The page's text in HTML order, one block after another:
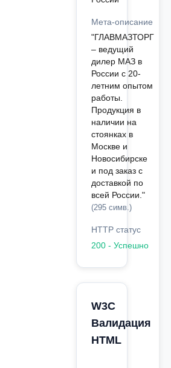
Мета-описание
"ГЛАВМАЗТОРГ
– ведущий
дилер МАЗ в
России с 20-
летним опытом
работы.
Продукция в
наличии на
стоянках в
Москве и
Новосибирске
и под заказ с
доставкой по
всей России."
(295 симв.)
HTTP статус
200 - Успешно
W3C
Валидация
HTML